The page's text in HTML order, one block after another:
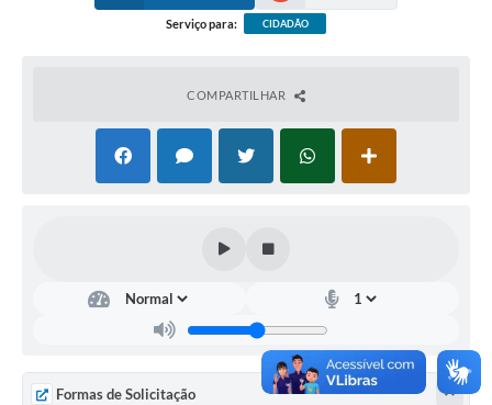
Outros Editais
Serviço para: CIDADÃO
COMPARTILHAR
Formas de Solicitação